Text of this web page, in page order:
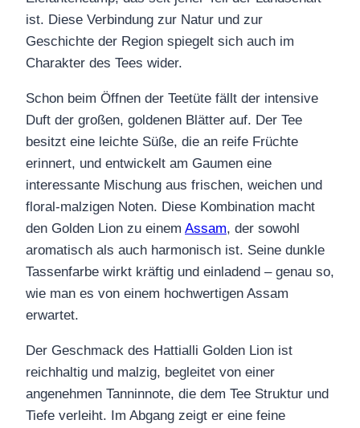
ist. Diese Verbindung zur Natur und zur
Geschichte der Region spiegelt sich auch im
Charakter des Tees wider.
Schon beim Öffnen der Teetüte fällt der intensive
Duft der großen, goldenen Blätter auf. Der Tee
besitzt eine leichte Süße, die an reife Früchte
erinnert, und entwickelt am Gaumen eine
interessante Mischung aus frischen, weichen und
floral‑malzigen Noten. Diese Kombination macht
den Golden Lion zu einem Assam, der sowohl
aromatisch als auch harmonisch ist. Seine dunkle
Tassenfarbe wirkt kräftig und einladend – genau so,
wie man es von einem hochwertigen Assam
erwartet.
Der Geschmack des Hattialli Golden Lion ist
reichhaltig und malzig, begleitet von einer
angenehmen Tanninnote, die dem Tee Struktur und
Tiefe verleiht. Im Abgang zeigt er eine feine